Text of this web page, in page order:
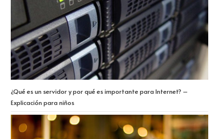
¿Qué es un servidor y por qué es importante para Internet? –
Explicación para niños